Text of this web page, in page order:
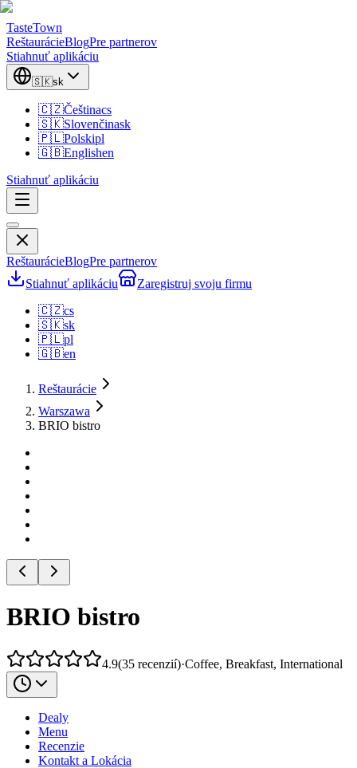
TasteTown
ReštaurácieBlogPre partnerov
Stiahnuť aplikáciu
🇸🇰sk
🇨🇿Češtinacs
🇸🇰Slovenčinask
🇵🇱Polskipl
🇬🇧Englishen
Stiahnuť aplikáciu
ReštaurácieBlogPre partnerov
Stiahnuť aplikáciu
Zaregistruj svoju firmu
🇨🇿cs
🇸🇰sk
🇵🇱pl
🇬🇧en
Reštaurácie
Warszawa
BRIO bistro
BRIO bistro
4.9(35 recenzií)·Coffee, Breakfast, International
Dealy
Menu
Recenzie
Kontakt a Lokácia